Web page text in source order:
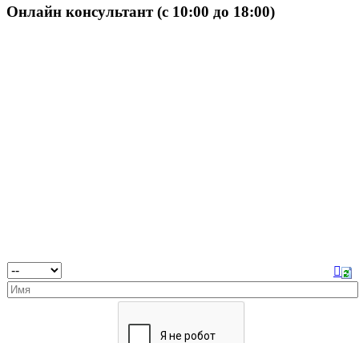
Онлайн консультант (с 10:00 до 18:00)